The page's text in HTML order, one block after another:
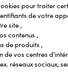
pour traiter
de votre
site ,
contenus ,
de produits ,
de vos centres
réseaux sociaux,